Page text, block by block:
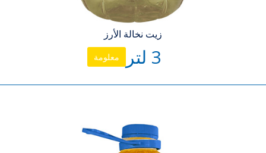
زيت نخالة الأرز
3 لتر معلومة